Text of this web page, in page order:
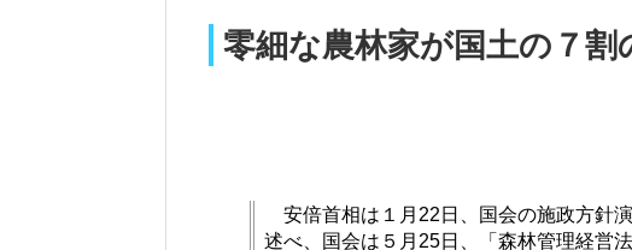
零細な農林家が国土の７割
安倍首相は１月22日、国会の施政方針
述べ、国会は５月25日、「森林管理経営